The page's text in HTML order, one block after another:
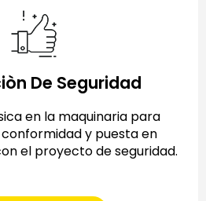
De Seguridad
en la maquinaria para
y puesta en
el proyecto de seguridad.